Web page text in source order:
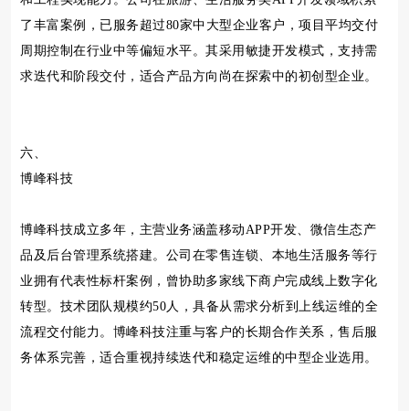
了丰富案例，已服务超过80家中大型企业客户，项目平均交付
周期控制在行业中等偏短水平。其采用敏捷开发模式，支持需
求迭代和阶段交付，适合产品方向尚在探索中的初创型企业。
六、
博峰科技
博峰科技成立多年，主营业务涵盖移动APP开发、微信生态产
品及后台管理系统搭建。公司在零售连锁、本地生活服务等行
业拥有代表性标杆案例，曾协助多家线下商户完成线上数字化
转型。技术团队规模约50人，具备从需求分析到上线运维的全
流程交付能力。博峰科技注重与客户的长期合作关系，售后服
务体系完善，适合重视持续迭代和稳定运维的中型企业选用。